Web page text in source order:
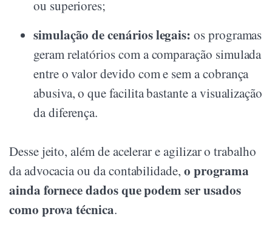
ou superiores;
simulação de cenários legais: os programas
geram relatórios com a comparação simulada
entre o valor devido com e sem a cobrança
abusiva, o que facilita bastante a visualização
da diferença.
Desse jeito, além de acelerar e agilizar o trabalho
da advocacia ou da contabilidade, o programa
ainda fornece dados que podem ser usados
como prova técnica.